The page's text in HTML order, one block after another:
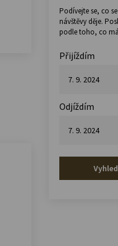
Podívejte se, co
návštěvy děje.
podle toho, co
Přijíždím
Odjíždím